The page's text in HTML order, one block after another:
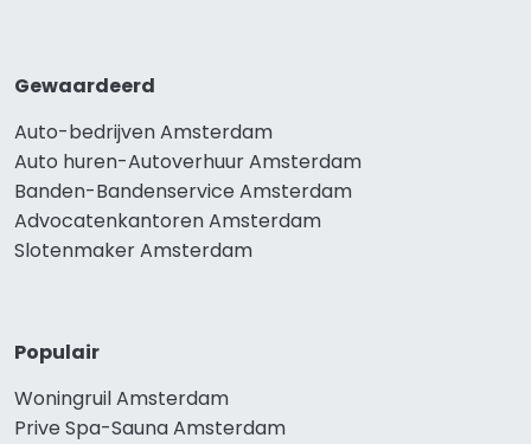
Gewaardeerd
Auto-bedrijven Amsterdam
Auto huren-Autoverhuur Amsterdam
Banden-Bandenservice Amsterdam
Advocatenkantoren Amsterdam
Slotenmaker Amsterdam
Populair
Woningruil Amsterdam
Prive Spa-Sauna Amsterdam